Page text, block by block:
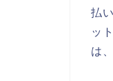
払
ッ
は